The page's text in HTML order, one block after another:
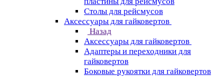
Столы для рейсмусов
Аксессуары для гайковертов
Назад
Аксессуары для гайковертов
Адаптеры и переходники для
гайковертов
Боковые рукоятки для гайковертов